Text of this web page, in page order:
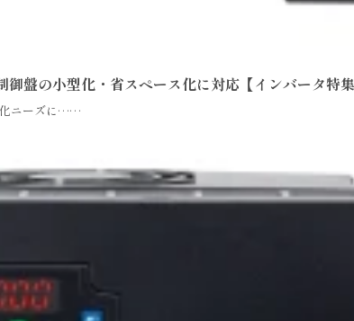
盤の小型化・省スペース化に対応【インバータ特
化ニーズに……